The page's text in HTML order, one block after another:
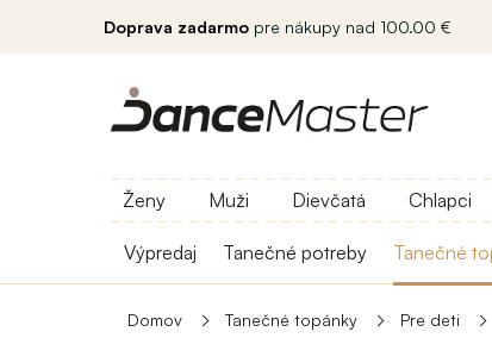
Doprava zadarmo pre nákupy nad 100.00 €
Ženy Muži Dievčatá Chlapci
Výpredaj Tanečné potreby Tanečné
Domov Tanečné topánky Pre deti